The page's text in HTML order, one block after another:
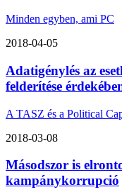
Minden egyben, ami PC
2018-04-05
Adatigénylés az
felderítése
A TASZ és a Political
2018-03-08
Másodszor is
kampánykorrupció